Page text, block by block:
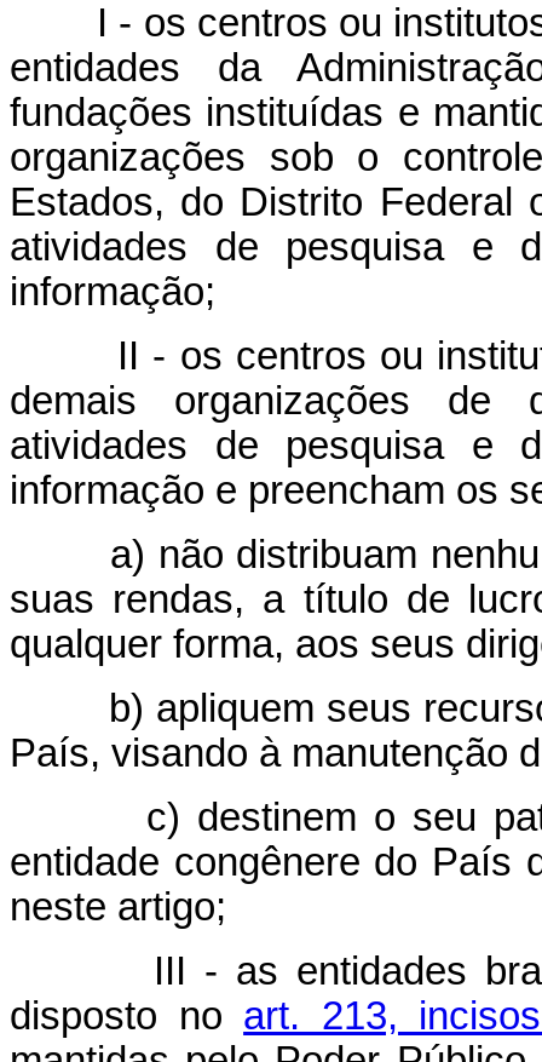
I - os centros ou institutos
entidades da
fundações instituídas e
organizações sob o
Estados, do Distrito Federal
atividades de pesquisa e
informação;
II - os centros ou
demais organizações de
atividades de pesquisa e
informação e preencham os
a) não distribuam
suas rendas, a título de
qualquer forma, aos seus
b) apliquem seus
País, visando à manutenção
c) destinem o seu
entidade congênere do País
neste artigo;
III - as entidades
disposto no art. 213,